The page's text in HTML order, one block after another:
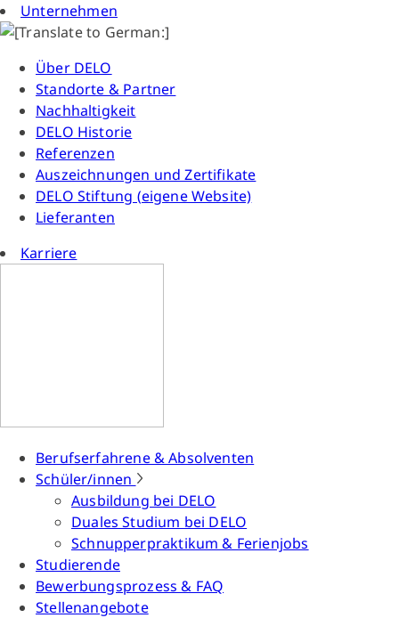
Unternehmen
Über DELO
Standorte & Partner
Nachhaltigkeit
DELO Historie
Referenzen
Auszeichnungen und Zertifikate
DELO Stiftung (eigene Website)
Lieferanten
Karriere
Berufserfahrene & Absolventen
Schüler/innen
Ausbildung bei DELO
Duales Studium bei DELO
Schnupperpraktikum & Ferienjobs
Studierende
Bewerbungsprozess & FAQ
Stellenangebote